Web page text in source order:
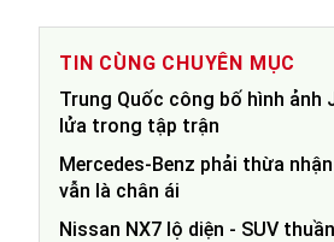
TIN CÙNG CHUYÊN MỤC
Trung Quốc công bố hình ảnh
lửa trong tập trận
Mercedes-Benz phải thừa
vẫn là chân ái
Nissan NX7 lộ diện - SUV